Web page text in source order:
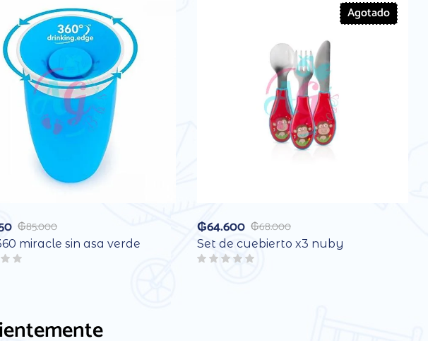
₲85.000
miracle sin asa verde
Agotado
₲68.000
₲64.600
Set de cuebierto x3 nuby